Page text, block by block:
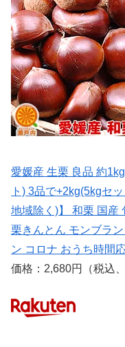
愛媛産 生栗 良品 約
ト) 3品で+2kg(5kgセ
地域除く)】 和栗 国産
栗きんとん モンブラ
ン コロナ おうち時間
価格：2,680円（税込